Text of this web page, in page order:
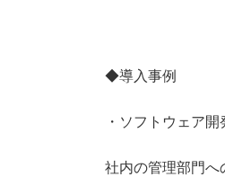
◆導入事例
・ソフトウェア開
社内の管理部門へ